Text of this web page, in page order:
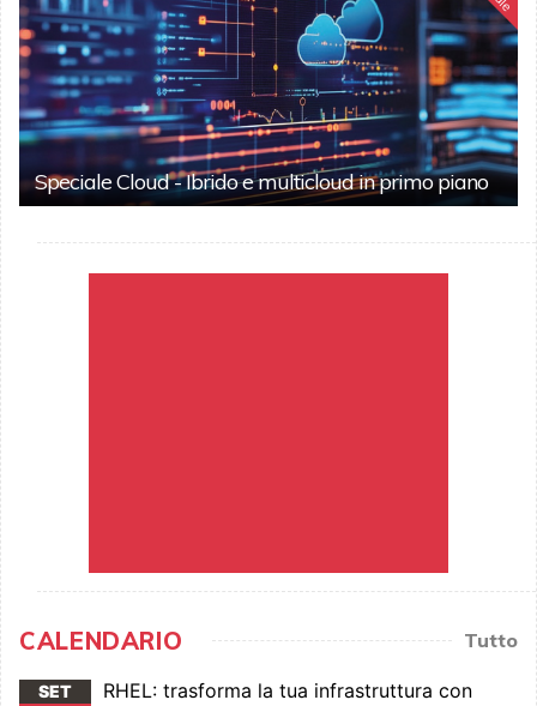
Speciale Cloud - Ibrido e multicloud in primo piano
CALENDARIO Tutto
SET
RHEL: trasforma la tua infrastruttura con